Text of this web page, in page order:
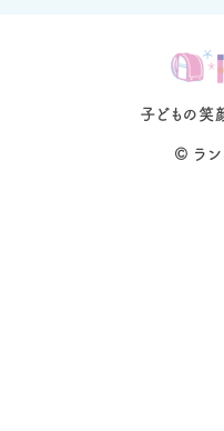
子どもの笑
© ラ